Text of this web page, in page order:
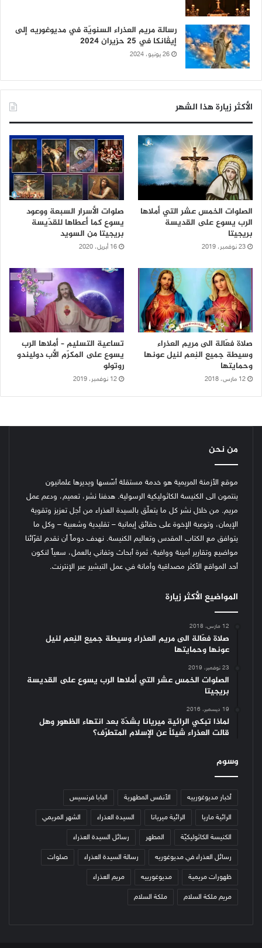
رسالة مريم العذراء السنويّة في مديوغوريه إلى
إيڤانكا في 25 حزيران 2024
26 يونيو، 2024
الأكثر زيارة هذا الشهر
الصلوات الخمس عشر التي أملاها
الرب يسوع على القديسة
بريجيتا
23 نوفمبر، 2019
صلوات الأسرار السبعة ووعود
يسوع كما أعطاها للقدّيسة
بريجيتا من السويد
16 أبريل، 2020
صلاة فعّالة الى مريم العذراء
وسيطة جميع النِعم لنيل عونها
وحمايتها
12 مارس، 2018
تساعية التسليم – أملاها الرب
يسوع على المكرّم الأب دوليندو
روتولو
12 نوفمبر، 2019
من نحن
موقع الأزمنة المريمية هو خدمة مستقلة أسّسها ويديرها علمانيون
ينتمون الى الكنيسة الكاثوليكية الرسولية. هدفنا نشر، تعميم، ودعم عمل
مريم. من خلال نشر كل ما يتعلّق بالسيدة العذراء من أجل تعزيز وتقوية
الإيمان، وتوعية الإخوة على حقائق إيمانية – تقليدية وشعبية – وكل ما
يتوافق مع الكتاب المقدس وتعاليم الكنيسة. نهدف دوماً أن نقدم لقرّائنا
مواضيع وتقارير أمينة ووافية، ثمرة أبحاث وتفاني بالعمل، سعياً لنكون
أحد المواقع الأكثر مصداقية وأمانة في عمل التبشير عبر الإنترنت.
المواضيع الأكثر زيارة
12 مارس، 2018
صلاة فعّالة الى مريم العذراء وسيطة جميع النِعم لنيل
عونها وحمايتها
23 نوفمبر، 2019
الصلوات الخمس عشر التي أملاها الرب يسوع على القديسة
بريجيتا
19 ديسمبر، 2016
لماذا تبكي الرائية ميريانا بشدّة بعد انتهاء الظهور وهل
قالت العذراء شيئاً عن الإسلام المتطرّف؟
وسوم
أخبار مديوغورييه الأنفس المطهرية البابا فرنسيس
الرائية ماريا الرائية ميريانا السيدة العذراء الشهر المريمي
الكنيسة الكاثوليكيّة المطهر رسائل السيدة العذراء
رسائل العذراء في مديوغوريه رسالة السيدة العذراء صلوات
ظهورات مريمية مديوغورييه مريم العذراء
مريم ملكة السلام ملكة السلام